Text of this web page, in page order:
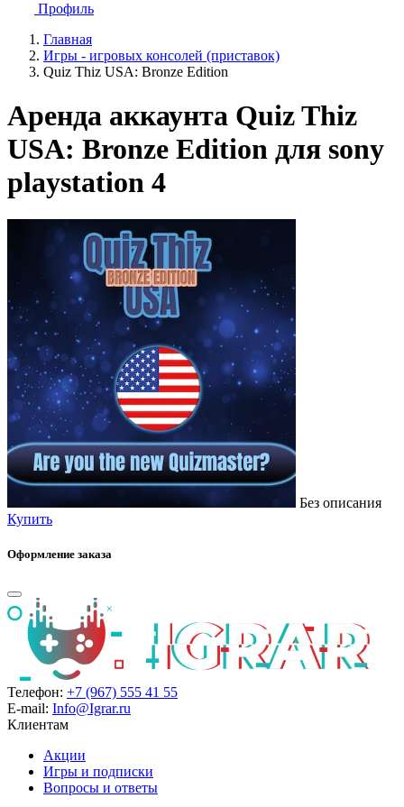
Профиль
Главная
Игры - игровых консолей (приставок)
Quiz Thiz USA: Bronze Edition
Аренда аккаунта Quiz Thiz
USA: Bronze Edition для sony
playstation 4
Без описания
Купить
Оформление заказа
Телефон: +7 (967) 555 41 55
E-mail: Info@Igrar.ru
Клиентам
Акции
Игры и подписки
Вопросы и ответы